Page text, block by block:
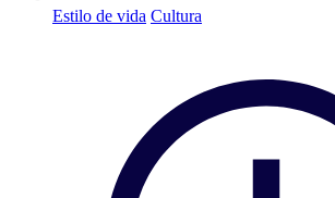
Estilo de vida Cultura